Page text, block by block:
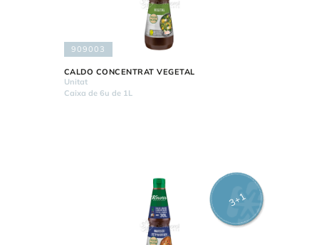
909003
CALDO CONCENTRAT VEGETAL
Unitat
Caixa de 6u de 1L
3+1